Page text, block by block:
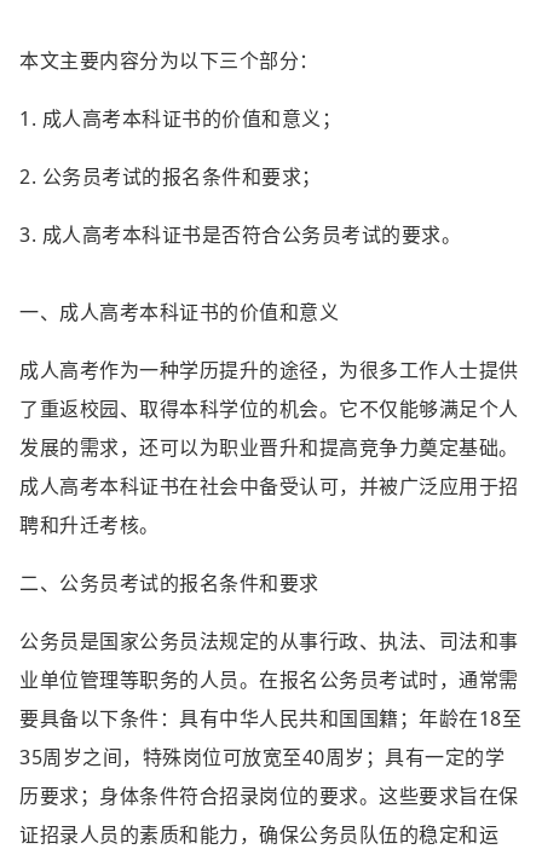
本文主要内容分为以下三个部分：
1. 成人高考本科证书的价值和意义；
2. 公务员考试的报名条件和要求；
3. 成人高考本科证书是否符合公务员考试的要求。
一、成人高考本科证书的价值和意义
成人高考作为一种学历提升的途径，为很多工作人士提供
了重返校园、取得本科学位的机会。它不仅能够满足个人
发展的需求，还可以为职业晋升和提高竞争力奠定基础。
成人高考本科证书在社会中备受认可，并被广泛应用于招
聘和升迁考核。
二、公务员考试的报名条件和要求
公务员是国家公务员法规定的从事行政、执法、司法和事
业单位管理等职务的人员。在报名公务员考试时，通常需
要具备以下条件：具有中华人民共和国国籍；年龄在18至
35周岁之间，特殊岗位可放宽至40周岁；具有一定的学
历要求；身体条件符合招录岗位的要求。这些要求旨在保
证招录人员的素质和能力，确保公务员队伍的稳定和运